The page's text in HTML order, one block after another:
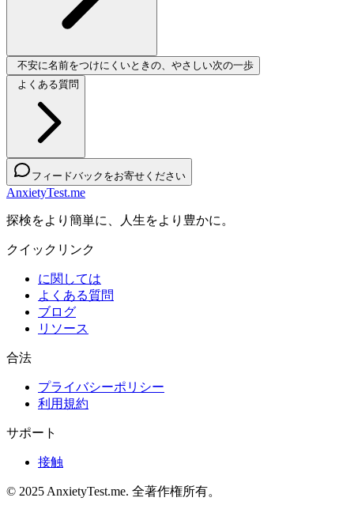
不安に名前をつけにくいときの、やさしい次の一歩
よくある質問
フィードバックをお寄せください
AnxietyTest.me
探検をより簡単に、人生をより豊かに。
クイックリンク
に関しては
よくある質問
ブログ
リソース
合法
プライバシーポリシー
利用規約
サポート
接触
© 2025 AnxietyTest.me. 全著作権所有。